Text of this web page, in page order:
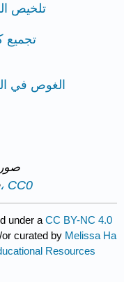
3.2:
3.4: الغوص في
المجال العام، CC0
under aCC BY-NC 4.0
curated by Melissa Ha
Resources